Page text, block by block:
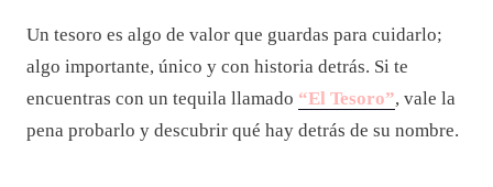
Un tesoro es algo de valor que guardas para cuidarlo;
algo importante, único y con historia detrás. Si te
encuentras con un tequila llamado “El Tesoro”, vale la
pena probarlo y descubrir qué hay detrás de su nombre.